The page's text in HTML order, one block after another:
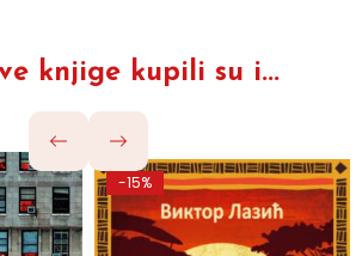
knjige kupili su i...
-15%